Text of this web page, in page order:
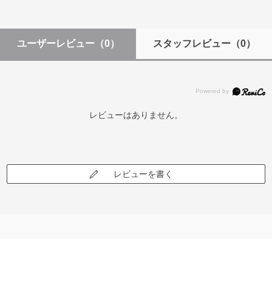
ユーザーレビュー （0） スタッフレビュー（0）
レビューはありません。
レビューを書く